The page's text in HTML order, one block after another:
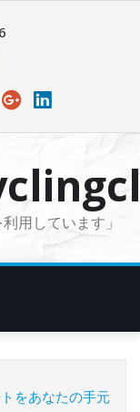
用しています」
をあなたの手元